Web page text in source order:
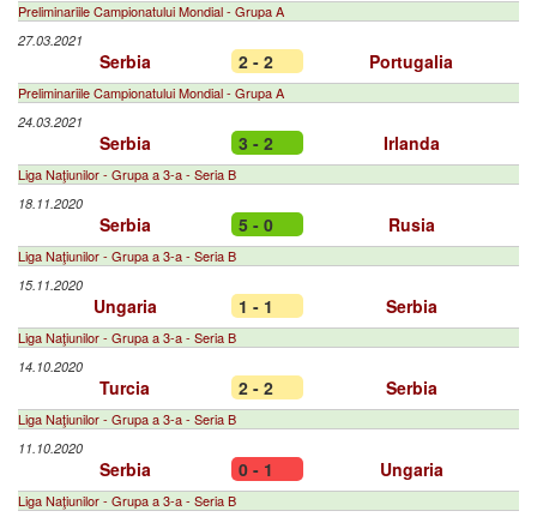
Preliminariile Campionatului Mondial - Grupa A
27.03.2021
Serbia 2 - 2 Portugalia
Preliminariile Campionatului Mondial - Grupa A
24.03.2021
Serbia 3 - 2 Irlanda
Liga Naţiunilor - Grupa a 3-a - Seria B
18.11.2020
Serbia 5 - 0 Rusia
Liga Naţiunilor - Grupa a 3-a - Seria B
15.11.2020
Ungaria 1 - 1 Serbia
Liga Naţiunilor - Grupa a 3-a - Seria B
14.10.2020
Turcia 2 - 2 Serbia
Liga Naţiunilor - Grupa a 3-a - Seria B
11.10.2020
Serbia 0 - 1 Ungaria
Liga Naţiunilor - Grupa a 3-a - Seria B